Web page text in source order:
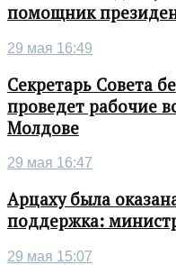
помощник
29 мая 16:49
Секретарь Совета
проведет рабочие
Молдове
29 мая 16:47
Арцаху была
поддержка:
29 мая 15:07